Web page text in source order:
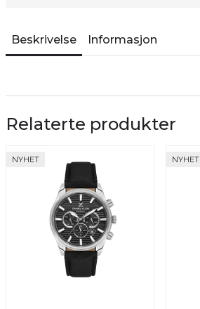
Beskrivelse Informasjon
Relaterte produkter
NYHET NYHET